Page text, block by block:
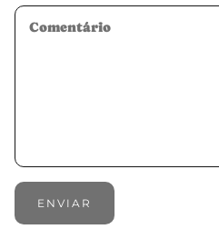
Comentário
ENVIAR